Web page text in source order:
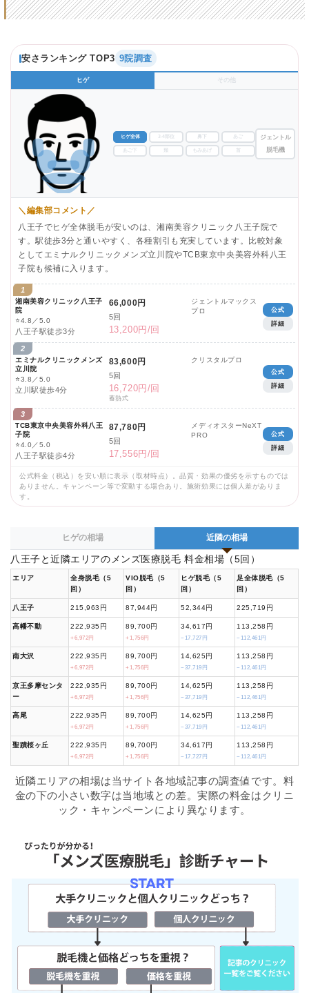
安さランキング TOP3 9院調査
ヒゲ その他
ヒゲ全体 3-4部位 鼻下 あご
あご下 もみあげ
ジェントル
脱毛機
＼編集部コメント／
八王子でヒゲ全体脱毛が安いのは、湘南美容クリニック八王子院で
す。駅徒歩3分と通いやすく、各種割引も充実しています。比較対象
としてエミナルクリニックメンズ立川院やTCB東京中央美容外科八王
子院も候補に入ります。
1
湘南美容クリニック八王子
院
⭐4.8／5.0
八王子駅徒歩3分
66,000円
5回
13,200円/回
ジェントルマックス
プロ
公式
詳細
2
エミナルクリニックメンズ
立川院
⭐3.8／5.0
立川駅徒歩4分
83,600円
5回
16,720円/回
蓄熱式
クリスタルプロ
公式
詳細
3
TCB東京中央美容外科八王
子院
⭐4.0／5.0
八王子駅徒歩4分
87,780円
5回
17,556円/回
メディオスターNeXT
PRO
公式
詳細
公式料金（税込）を安い順に表示（取材時点）。品質・効果の優劣を示すものでは
ありません。キャンペーン等で変動する場合あり。施術効果には個人差がありま
す。
ヒゲの相場 近隣の相場
八王子と近隣エリアのメンズ医療脱毛 料金相場（5回）
エリア
全身脱毛（5
回）
VIO脱毛（5
回）
ヒゲ脱毛（5
回）
足全体脱毛（5
回）
八王子 215,963円 87,944円 52,344円 225,719円
高幡不動 222,935円
+6,972円
89,700円
+1,756円
34,617円
−17,727円
113,258円
−112,461円
南大沢 222,935円
+6,972円
89,700円
+1,756円
14,625円
−37,719円
113,258円
−112,461円
京王多摩センタ
ー
222,935円
+6,972円
89,700円
+1,756円
14,625円
−37,719円
113,258円
−112,461円
高尾 222,935円
+6,972円
89,700円
+1,756円
14,625円
−37,719円
113,258円
−112,461円
聖蹟桜ヶ丘 222,935円
+6,972円
89,700円
+1,756円
34,617円
−17,727円
113,258円
−112,461円
近隣エリアの相場は当サイト各地域記事の調査値です。料
金の下の小さい数字は当地域との差。実際の料金はクリニ
ック・キャンペーンにより異なります。